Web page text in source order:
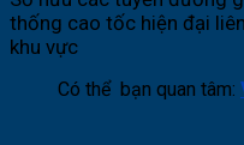
thống cao tốc hiện đại
khu vực
Có thể bạn quan tâm: